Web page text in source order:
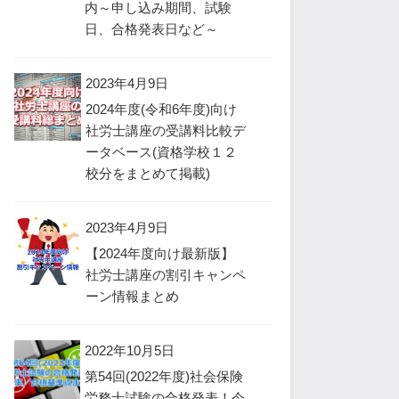
内～申し込み期間、試験
日、合格発表日など～
2023年4月9日
2024年度(令和6年度)向け
社労士講座の受講料比較デ
ータベース(資格学校１２
校分をまとめて掲載)
2023年4月9日
【2024年度向け最新版】
社労士講座の割引キャンペ
ーン情報まとめ
2022年10月5日
第54回(2022年度)社会保険